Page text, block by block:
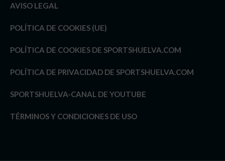
AVISO LEGAL
POLÍTICA DE COOKIES (UE)
POLÍTICA DE COOKIES DE SPORTSHUELVA.COM
POLÍTICA DE PRIVACIDAD DE SPORTSHUELVA.COM
SPORTSHUELVA-CANAL DE YOUTUBE
TÉRMINOS Y CONDICIONES DE USO